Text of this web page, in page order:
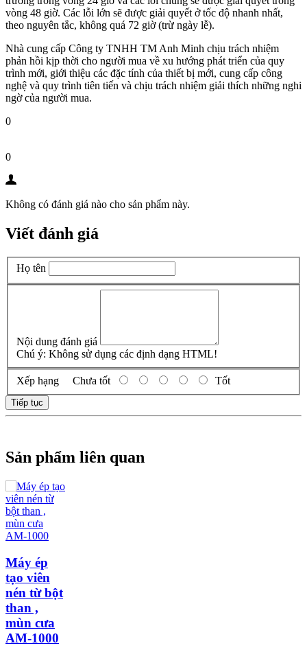
vòng 48 giờ. Các lỗi lớn sẽ được giải quyết ở tốc độ nhanh nhất,
theo nguyên tắc, không quá 72 giờ (trừ ngày lễ).
Nhà cung cấp Công ty TNHH TM Anh Minh chịu trách nhiệm
phản hồi kịp thời cho người mua về xu hướng phát triển của quy
trình mới, giới thiệu các đặc tính của thiết bị mới, cung cấp công
nghệ và quy trình tiên tiến và chịu trách nhiệm giải thích những nghi
ngờ của người mua.
0
0
Không có đánh giá nào cho sản phẩm này.
Viết đánh giá
Họ tên
Nội dung đánh giá
Chú ý: Không sử dụng các định dạng HTML!
Xếp hạng Chưa tốt Tốt
Tiếp tục
Sản phẩm liên quan
Máy ép
tạo viên
nén từ bột
than ,
mùn cưa
AM-1000